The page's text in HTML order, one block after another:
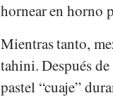
hornear en horno
Mientras tanto,
tahini. Después
pastel “cuaje”